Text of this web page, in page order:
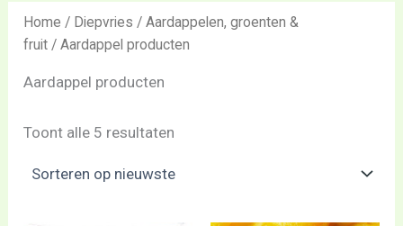
Home / Diepvries /Aardappelen, groenten &
fruit / Aardappel producten
Aardappel producten
Toont alle 5 resultaten